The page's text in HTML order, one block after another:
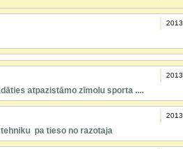
atpazistāmo zīmolu sporta ....
pa tieso no razotaja